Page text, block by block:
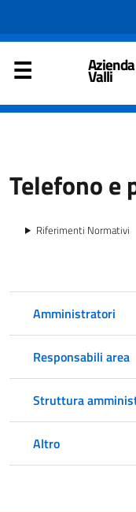
Valli
Telefono e
Riferimenti Normativi
Amministratori
Responsabili area
Struttura
Altro